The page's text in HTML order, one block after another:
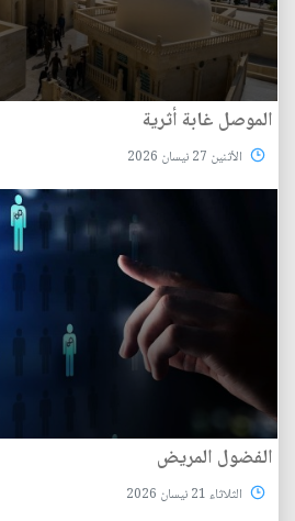
الموصل غابة أثرية
الأثنين 27 نيسان 2026
الفضول المريض
الثلاثاء 21 نيسان 2026